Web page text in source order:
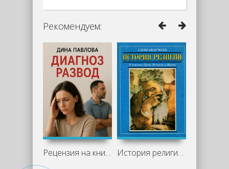
Рекомендуем:
Рецензия на книгу "Диагноз развод" - История религии - Александр Мень